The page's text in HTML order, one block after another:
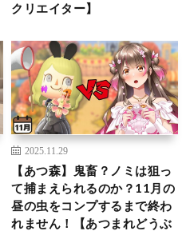
クリエイター】
2025.11.29
【あつ森】鬼畜？ノミは狙っ
て捕まえられるのか？11月の
昼の虫をコンプするまで終わ
れません！【あつまれどうぶ